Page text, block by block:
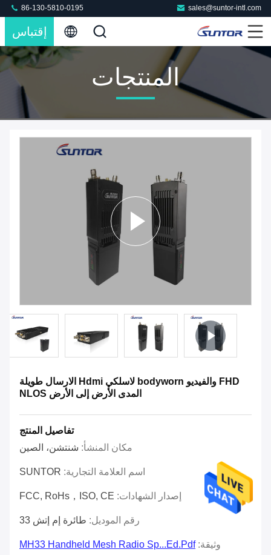
sales@suntor-intl.com
86-130-5810-0195
إقتباس
المنتجات
FHD والفيديو bodyworn لاسلكي Hdmi الارسال طويلة
المدى الأرض إلى الأرض NLOS
تفاصيل المنتج
مكان المنشأ: شنتشن، الصين
اسم العلامة التجارية: SUNTOR
إصدار الشهادات: FCC, RoHs，ISO, CE
رقم الموديل: طائرة إم إتش 33
وثيقة:MH33 Handheld Mesh Radio Sp...ed.pdf